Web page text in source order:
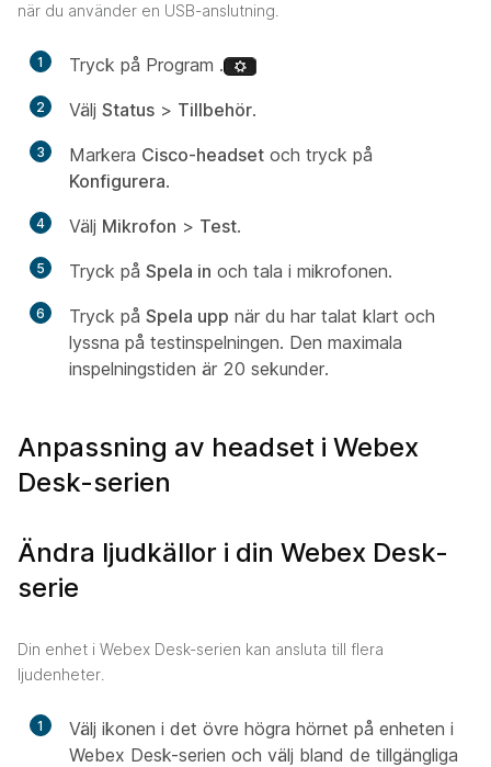
när du använder en USB-anslutning.
1 Tryck på Program .
2 Välj Status > Tillbehör.
3 Markera Cisco-headset och tryck på
Konfigurera.
4 Välj Mikrofon > Test.
5 Tryck på Spela in och tala i mikrofonen.
6 Tryck på Spela upp när du har talat klart och
lyssna på testinspelningen. Den maximala
inspelningstiden är 20 sekunder.
Anpassning av headset i Webex
Desk-serien
Ändra ljudkällor i din Webex Desk-
serie
Din enhet i Webex Desk-serien kan ansluta till flera
ljudenheter.
1
Välj ikonen i det övre högra hörnet på enheten i
Webex Desk-serien och välj bland de tillgängliga